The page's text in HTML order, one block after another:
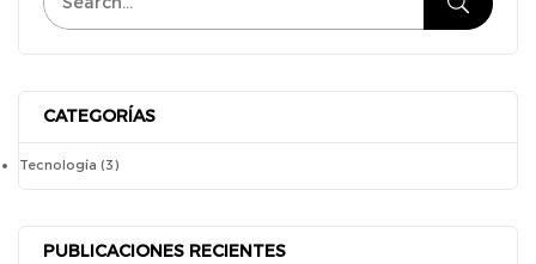
CATEGORÍAS
Tecnología (3)
PUBLICACIONES RECIENTES